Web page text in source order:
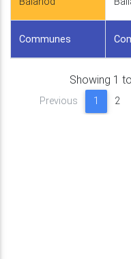
Communes
Showing 1
Previous 1 2